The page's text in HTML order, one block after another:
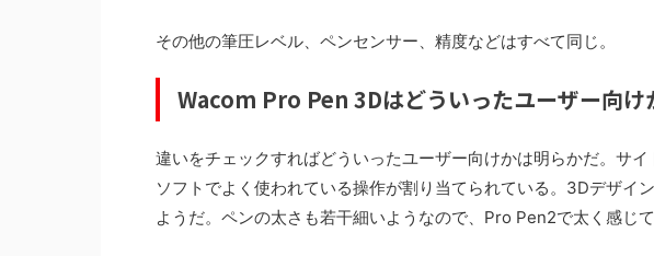
その他の筆圧レベル、ペンセンサー、精度などはすべて同じ。
Wacom Pro Pen 3Dはどういったユーザー向け
違いをチェックすればどういったユーザー向けかは明らかだ。サ
ソフトでよく使われている操作が割り当てられている。3Dデザイ
ようだ。ペンの太さも若干細いようなので、Pro Pen2で太く感じ